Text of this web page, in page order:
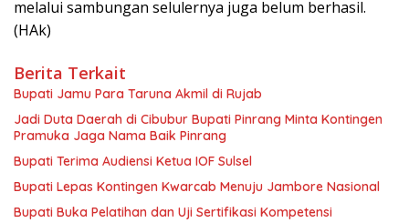
melalui sambungan selulernya juga belum berhasil.
(HAk)
Berita Terkait
Bupati Jamu Para Taruna Akmil di Rujab
Jadi Duta Daerah di Cibubur Bupati Pinrang Minta Kontingen
Pramuka Jaga Nama Baik Pinrang
Bupati Terima Audiensi Ketua IOF Sulsel
Bupati Lepas Kontingen Kwarcab Menuju Jambore Nasional
Bupati Buka Pelatihan dan Uji Sertifikasi Kompetensi